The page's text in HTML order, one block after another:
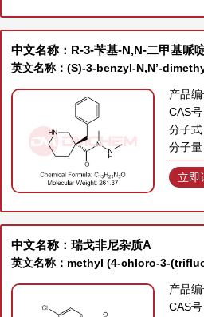
中文名称：R-3-苄基-N,N-二甲基哌
产品
CAS
分子
分子
立即
中文名称：瑞戈非尼杂质A
产品
CAS